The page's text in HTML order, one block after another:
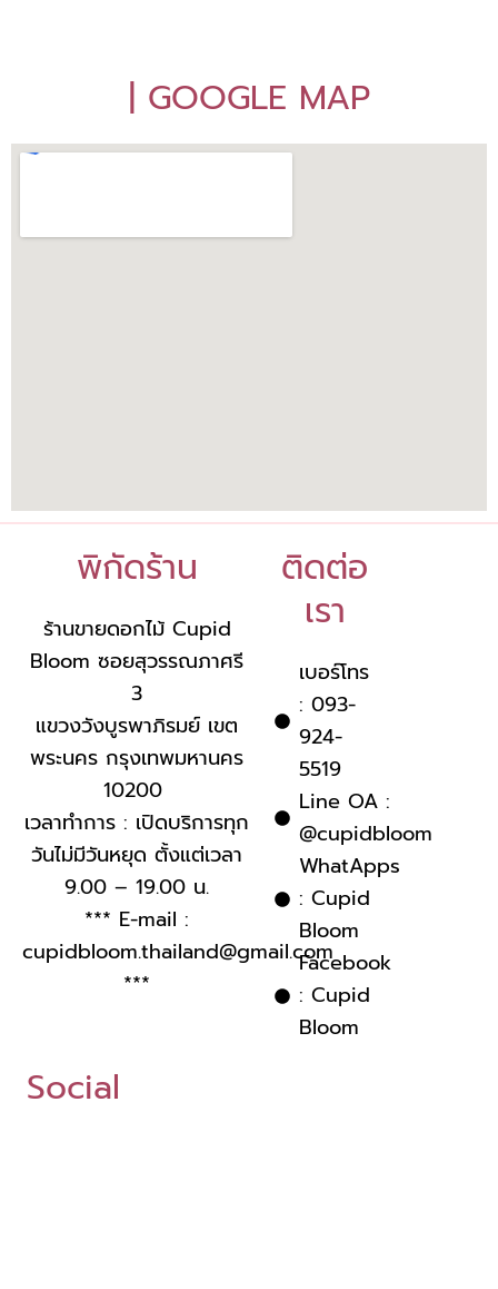
| GOOGLE MAP
พิกัดร้าน
ร้านขายดอกไม้ Cupid
Bloom ซอยสุวรรณภาศรี
3
แขวงวังบูรพาภิรมย์ เขต
พระนคร กรุงเทพมหานคร
10200
เวลาทำการ : เปิดบริการทุก
วันไม่มีวันหยุด ตั้งแต่เวลา
9.00 – 19.00 น.
*** E-mail :
cupidbloom.thailand@gmail.com
***
ติดต่อ
เรา
เบอร์โทร
: 093-
924-
5519
Line OA :
@cupidbloom
WhatApps
: Cupid
Bloom
Facebook
: Cupid
Bloom
Social